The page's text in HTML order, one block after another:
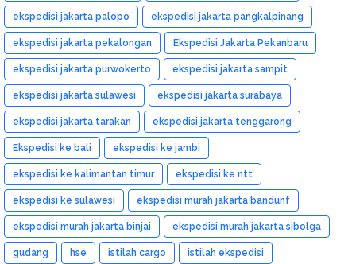
ekspedisi jakarta palopo ekspedisi jakarta pangkalpinang
ekspedisi jakarta pekalongan Ekspedisi Jakarta Pekanbaru
ekspedisi jakarta purwokerto ekspedisi jakarta sampit
ekspedisi jakarta sulawesi ekspedisi jakarta surabaya
ekspedisi jakarta tarakan ekspedisi jakarta tenggarong
Ekspedisi ke bali ekspedisi ke jambi
ekspedisi ke kalimantan timur ekspedisi ke ntt
ekspedisi ke sulawesi ekspedisi murah jakarta bandunf
ekspedisi murah jakarta binjai ekspedisi murah jakarta sibolga
gudang hse istilah cargo istilah ekspedisi